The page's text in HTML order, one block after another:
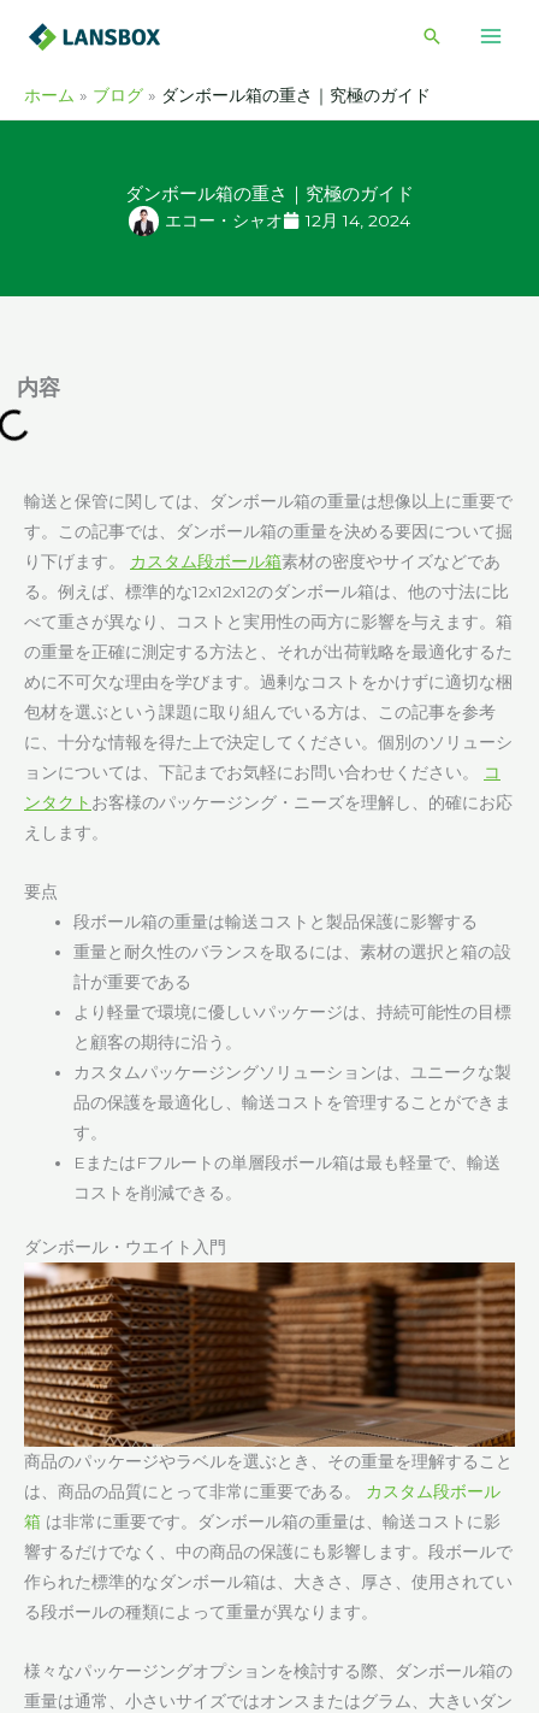
検
ホーム ブログ ダンボール箱の重さ｜究極のガイド
ダンボール箱の重さ｜究極のガイド
エコー・シャオ 12月 14, 2024
容
輸送と保管に関しては、ダンボール箱の重量は想像以上に重要で
す。この記事では、ダンボール箱の重量を決める要因について掘
り下げます。 カスタム段ボール箱素材の密度やサイズなどであ
る。例えば、標準的な12x12x12のダンボール箱は、他の寸法に比
べて重さが異なり、コストと実用性の両方に影響を与えます。箱
の重量を正確に測定する方法と、それが出荷戦略を最適化するた
めに不可欠な理由を学びます。過剰なコストをかけずに適切な梱
包材を選ぶという課題に取り組んでいる方は、この記事を参考
に、十分な情報を得た上で決定してください。個別のソリューシ
ョンについては、下記までお気軽にお問い合わせください。
コ
ンタクト お客様のパッケージング・ニーズを理解し、的確にお応
えします。
要点
段ボール箱の重量は輸送コストと製品保護に影響する
重量と耐久性のバランスを取るには、素材の選択と箱の設
計が重要である
より軽量で環境に優しいパッケージは、持続可能性の目標
と顧客の期待に沿う。
カスタムパッケージングソリューションは、ユニークな製
品の保護を最適化し、輸送コストを管理することができま
す。
EまたはFフルートの単層段ボール箱は最も軽量で、輸送
コストを削減できる。
ダンボール・ウエイト入門
商品のパッケージやラベルを選ぶとき、その重量を理解すること
は、商品の品質にとって非常に重要である。 カスタム段ボール
箱 は非常に重要です。ダンボール箱の重量は、輸送コストに影
響するだけでなく、中の商品の保護にも影響します。段ボールで
作られた標準的なダンボール箱は、大きさ、厚さ、使用されてい
る段ボールの種類によって重量が異なります。
様々なパッケージングオプションを検討する際、ダンボール箱の
重量は通常、小さいサイズではオンスまたはグラム、大きいダン